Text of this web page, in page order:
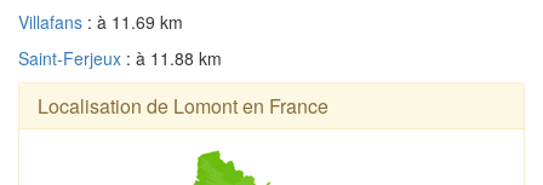
Villafans : à 11.69 km
Saint-Ferjeux : à 11.88 km
Localisation de Lomont en France